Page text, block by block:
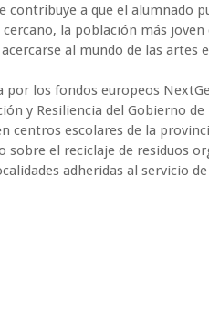
contribuye a que el alumnado
la población más
al mundo de las artes
por los fondos europeos
y Resiliencia del Gobierno de
centros escolares de la
sobre el reciclaje de residuos
adheridas al servicio